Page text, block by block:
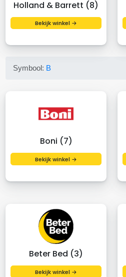
Holland & Barrett (8)
Bekijk winkel →
Symbool: B
Boni (7)
Bekijk winkel →
Beter Bed (3)
Bekijk winkel →